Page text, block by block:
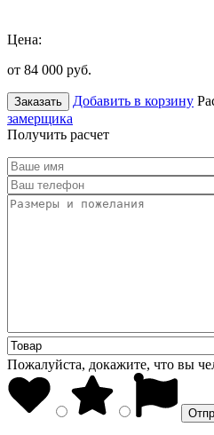
Цена:
от 84 000 руб.
Заказать Добавить в корзину
замерщика
Получить расчет
Пожалуйста, докажите, что вы